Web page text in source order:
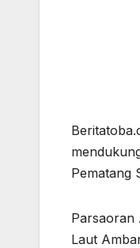
Pematang
Parsaoran
Laut